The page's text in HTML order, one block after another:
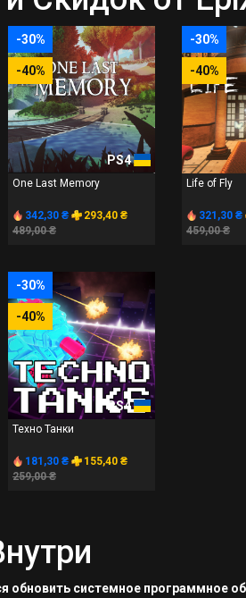
-30%
-40%
PS4
One Last Memory
342,30 ₴
293,40 ₴
489,00 ₴
-30%
-40%
Life of Fly
321,30 ₴
459,00 ₴
-30%
-40%
PS4
Техно Танки
181,30 ₴
155,40 ₴
259,00 ₴
обновить системное программное